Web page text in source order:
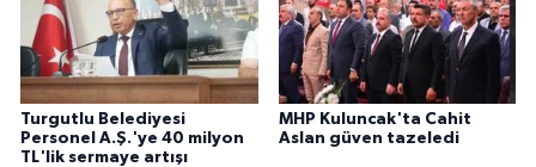
Turgutlu Belediyesi
Personel A.Ş.'ye 40 milyon
TL'lik sermaye artışı
MHP Kuluncak'ta Cahit
Aslan güven tazeledi